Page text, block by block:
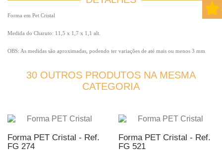
Forma em Pet Cristal
Medida do Charuto: 11,5 x 1,7 x 1,1 alt.
OBS: As medidas são aproximadas, podendo ter variações de até mais ou menos 3 mm
30 OUTROS PRODUTOS NA MESMA
CATEGORIA
Forma PET Cristal - Ref.
FG 274
Forma PET Cristal - Ref.
FG 521